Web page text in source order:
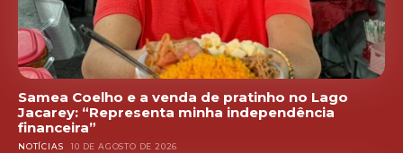
Samea Coelho e a venda de pratinho no Lago
Jacarey: “Representa minha independência
financeira”
NOTÍCIAS 10 DE AGOSTO DE 2026